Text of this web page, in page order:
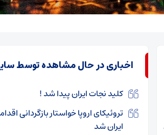
اخباری در حال مشاهده توسط
کلید نجات ایران پیدا شد !
تروئیکای اروپا خواستار بازگردانی
ایران شد